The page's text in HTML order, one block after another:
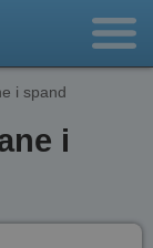
i spand
i